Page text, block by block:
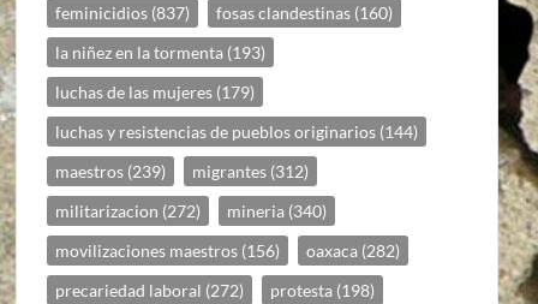
feminicidios (837) fosas clandestinas (160)
la niñez en la tormenta (193)
luchas de las mujeres (179)
luchas y resistencias de pueblos originarios (144)
maestros (239) migrantes (312)
militarizacion (272) mineria (340)
movilizaciones maestros (156) oaxaca (282)
precariedad laboral (272) protesta (198)